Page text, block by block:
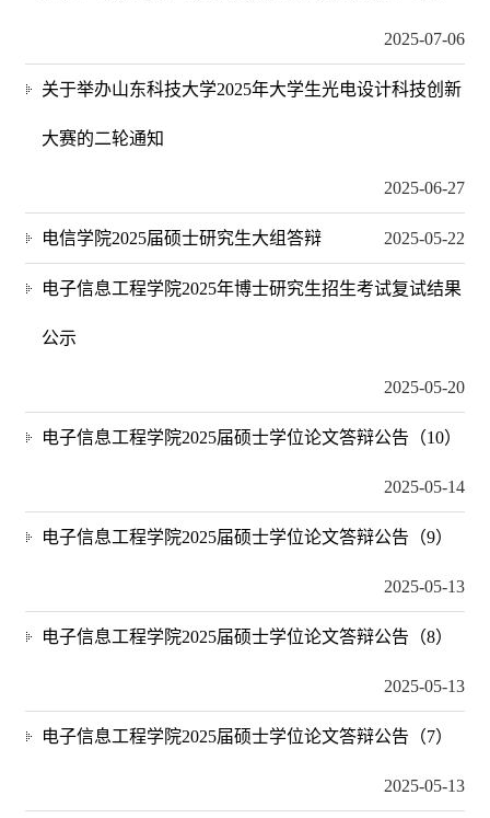
2025-07-06
关于举办山东科技大学2025年大学生光电设计科技创新
大赛的二轮通知
2025-06-27
电信学院2025届硕士研究生大组答辩 2025-05-22
电子信息工程学院2025年博士研究生招生考试复试结果
公示
2025-05-20
电子信息工程学院2025届硕士学位论文答辩公告（10）
2025-05-14
电子信息工程学院2025届硕士学位论文答辩公告（9）
2025-05-13
电子信息工程学院2025届硕士学位论文答辩公告（8）
2025-05-13
电子信息工程学院2025届硕士学位论文答辩公告（7）
2025-05-13